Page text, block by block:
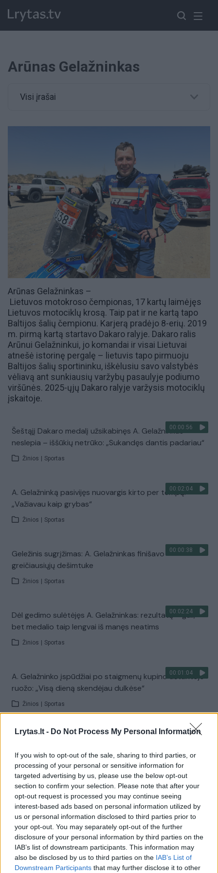
Lrytas.lt - Do Not Process My Personal Information
If you wish to opt-out of the sale, sharing to third parties, or
processing of your personal or sensitive information for
targeted advertising by us, please use the below opt-out
section to confirm your selection. Please note that after your
opt-out request is processed you may continue seeing
interest-based ads based on personal information utilized by
us or personal information disclosed to third parties prior to
your opt-out. You may separately opt-out of the further
disclosure of your personal information by third parties on the
IAB’s list of downstream participants. This information may
also be disclosed by us to third parties on the IAB’s List of
Downstream Participants that may further disclose it to other
Arūnas Gelažninkas
Visi įrašai
Arūnas Gelažninkas –
Lietuvos motokroso čempionas, 17 kartų laimėjęs
Lietuvos motociklų krosą. Taip pat ir ne kartą tapo
Baltijos šalių čempionu. Karjerą pradėjo 8-erių. 2019
m. pirmą kartą startavo Dakaro ralyje. Dakaro ralis
Arūnui Gelažninkui, jo komandai ir visai Lietuvai
atnešė istorinę pergalę – lietuvis tapo pirmuoju
Baltijos šalių sportininku, iškėlusiu savo valstybės
vėliavą ant sunkiausių varžybų pasaulyje podiumo
viršūnės. 2025-ųjų Dakaro ralyje varžysis motociklų
įskaitoje.
00:00:56
Šeštąjį Dakaro medalį užsikabinęs A. Gelažninkas
neslepia – iššūkių netrūko: „Sukandęs dantis padariau“
Žinios Sportas
00:02:04
A. Gelažninką pasivijęs nuovargis kirto per tempą:
„Važiavau kaip grybas“
Žinios Sportas
00:00:38
Geležinis sugrįžimas: A. Gelažninkas finišavo
greičiausiųjų dešimtuke
Žinios Sportas
00:02:24
Dėl gedimo sulėtėjęs A. Gelažninkas: rezultatą – gali,
bet medalio taip lengvai iš manęs neatims
Žinios Sportas
00:01:04
A. Gelažninko įspūdžiai po staigmenų kupino aštuntojo
ruožo: „Visą dieną skendėjau dulkėse“
Žinios Sportas
00:00:51
A. Gelažninkas septintame Dakaro greičio ruože
Žinios | Sportas
00:00:30
A. Gelažninkas ralio finiše pasirodė su šypsena: teko
kovoti ir su nuovargiu
Žinios | Sportas
00:04:05
Poilsio diena Dakare: sportininkai dalijasi įspūdžiais ir